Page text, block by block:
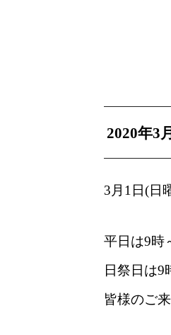
2020年3
3月1日(日
平日は9時
日祭日は9
皆様のご